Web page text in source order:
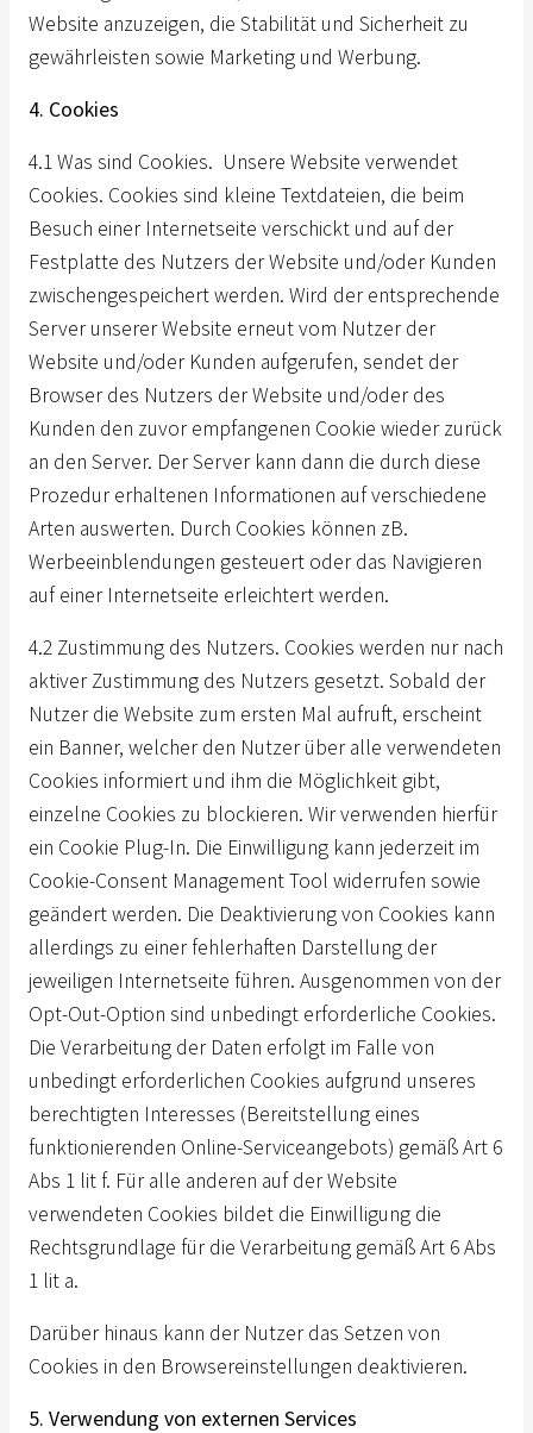
Website anzuzeigen, die Stabilität und Sicherheit zu
gewährleisten sowie Marketing und Werbung.
4. Cookies
4.1 Was sind Cookies. Unsere Website verwendet
Cookies. Cookies sind kleine Textdateien, die beim
Besuch einer Internetseite verschickt und auf der
Festplatte des Nutzers der Website und/oder Kunden
zwischengespeichert werden. Wird der entsprechende
Server unserer Website erneut vom Nutzer der
Website und/oder Kunden aufgerufen, sendet der
Browser des Nutzers der Website und/oder des
Kunden den zuvor empfangenen Cookie wieder zurück
an den Server. Der Server kann dann die durch diese
Prozedur erhaltenen Informationen auf verschiedene
Arten auswerten. Durch Cookies können zB.
Werbeeinblendungen gesteuert oder das Navigieren
auf einer Internetseite erleichtert werden.
4.2 Zustimmung des Nutzers. Cookies werden nur nach
aktiver Zustimmung des Nutzers gesetzt. Sobald der
Nutzer die Website zum ersten Mal aufruft, erscheint
ein Banner, welcher den Nutzer über alle verwendeten
Cookies informiert und ihm die Möglichkeit gibt,
einzelne Cookies zu blockieren. Wir verwenden hierfür
ein Cookie Plug-In. Die Einwilligung kann jederzeit im
Cookie-Consent Management Tool widerrufen sowie
geändert werden. Die Deaktivierung von Cookies kann
allerdings zu einer fehlerhaften Darstellung der
jeweiligen Internetseite führen. Ausgenommen von der
Opt-Out-Option sind unbedingt erforderliche Cookies.
Die Verarbeitung der Daten erfolgt im Falle von
unbedingt erforderlichen Cookies aufgrund unseres
berechtigten Interesses (Bereitstellung eines
funktionierenden Online-Serviceangebots) gemäß Art 6
Abs 1 lit f. Für alle anderen auf der Website
verwendeten Cookies bildet die Einwilligung die
Rechtsgrundlage für die Verarbeitung gemäß Art 6 Abs
1 lit a.
Darüber hinaus kann der Nutzer das Setzen von
Cookies in den Browsereinstellungen deaktivieren.
5. Verwendung von externen Services